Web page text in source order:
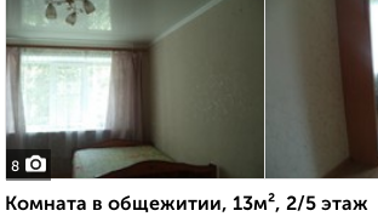
8
Комната в общежитии, 13м², 2/5 этаж